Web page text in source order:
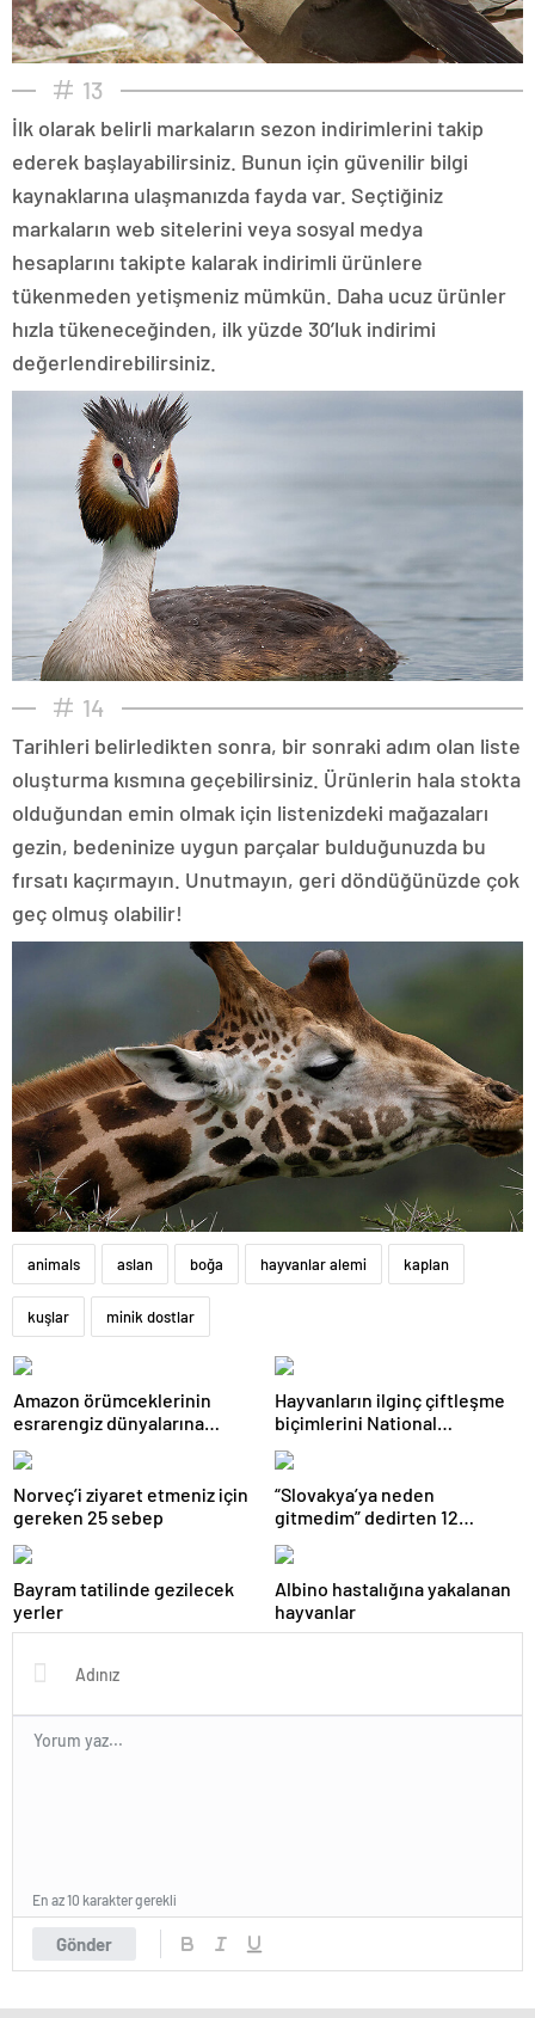
13
İlk olarak belirli markaların sezon indirimlerini takip
ederek başlayabilirsiniz. Bunun için güvenilir bilgi
kaynaklarına ulaşmanızda fayda var. Seçtiğiniz
markaların web sitelerini veya sosyal medya
hesaplarını takipte kalarak indirimli ürünlere
tükenmeden yetişmeniz mümkün. Daha ucuz ürünler
hızla tükeneceğinden, ilk yüzde 30’luk indirimi
değerlendirebilirsiniz.
14
Tarihleri belirledikten sonra, bir sonraki adım olan liste
oluşturma kısmına geçebilirsiniz. Ürünlerin hala stokta
olduğundan emin olmak için listenizdeki mağazaları
gezin, bedeninize uygun parçalar bulduğunuzda bu
fırsatı kaçırmayın. Unutmayın, geri döndüğünüzde çok
geç olmuş olabilir!
animals aslan boğa hayvanlar alemi kaplan
kuşlar minik dostlar
Amazon örümceklerinin
esrarengiz dünyalarına
Hayvanların ilginç çiftleşme
biçimlerini National
Norveç’i ziyaret etmeniz için
gereken 25 sebep
“Slovakya’ya neden
gitmedim” dedirten 12
Bayram tatilinde gezilecek
yerler
Albino hastalığına yakalanan
hayvanlar
Gönder
En az 10 karakter gerekli